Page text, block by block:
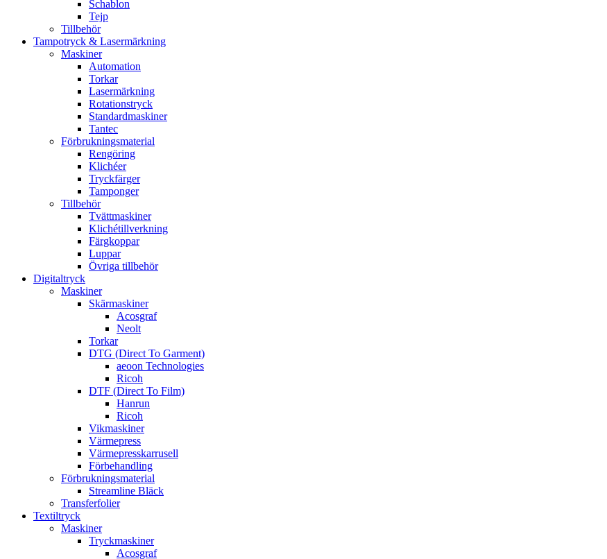
Schablon
Tejp
Tillbehör
Tampotryck & Lasermärkning
Maskiner
Automation
Torkar
Lasermärkning
Rotationstryck
Standardmaskiner
Tantec
Förbrukningsmaterial
Rengöring
Klichéer
Tryckfärger
Tamponger
Tillbehör
Tvättmaskiner
Klichétillverkning
Färgkoppar
Luppar
Övriga tillbehör
Digitaltryck
Maskiner
Skärmaskiner
Acosgraf
Neolt
Torkar
DTG (Direct To Garment)
aeoon Technologies
Ricoh
DTF (Direct To Film)
Hanrun
Ricoh
Vikmaskiner
Värmepress
Värmepresskarrusell
Förbehandling
Förbrukningsmaterial
Streamline Bläck
Transferfolier
Textiltryck
Maskiner
Tryckmaskiner
Acosgraf